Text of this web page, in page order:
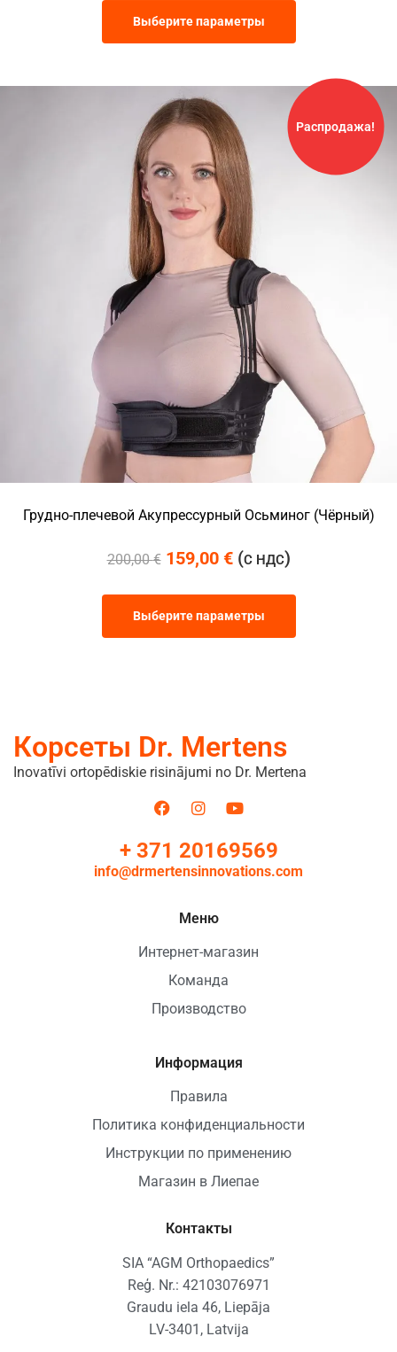
Выберите параметры
Распродажа!
Грудно-плечевой Акупрессурный Осьминог (Чёрный)
200,00€ 159,00 €(С НДС)
Выберите параметры
Корсеты Dr. Mertens
Inovatīvi ortopēdiskie risinājumi no Dr. Mertena
+ 371 20169569
info@drmertensinnovations.com
Меню
Интернет-магазин
Команда
Производство
Информация
Правила
Политика конфиденциальности
Инструкции по применению
Магазин в Лиепае
Контакты
SIA “AGM Orthopaedics”
Reģ. Nr.: 42103076971
Graudu iela 46, Liepāja
LV-3401, Latvija